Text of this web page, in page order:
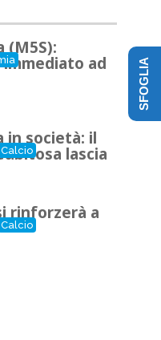
(M5S):
ad
Calcio
in società: il
lascia
Calcio
rinforzerà a
SFOGLIA